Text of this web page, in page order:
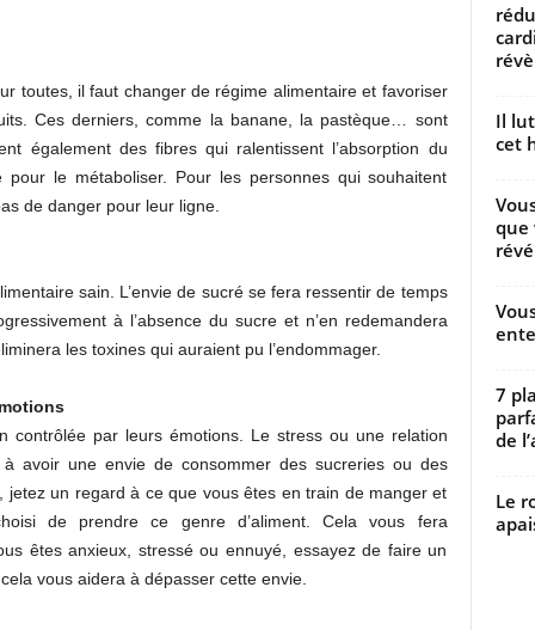
toutes, il faut changer de régime alimentaire et favoriser
Ces derniers, comme la banane, la pastèque… sont
également des fibres qui ralentissent l’absorption du
le métaboliser. Pour les personnes qui souhaitent
de danger pour leur ligne.
sain. L’envie de sucré se fera ressentir de temps
à l’absence du sucre et n’en redemandera
les toxines qui auraient pu l’endommager.
contrôlée par leurs émotions. Le stress ou une relation
avoir une envie de consommer des sucreries ou des
un regard à ce que vous êtes en train de manger et
de prendre ce genre d’aliment. Cela vous fera
êtes anxieux, stressé ou ennuyé, essayez de faire un
vous aidera à dépasser cette envie.
Il
cet
que
7
de
Le